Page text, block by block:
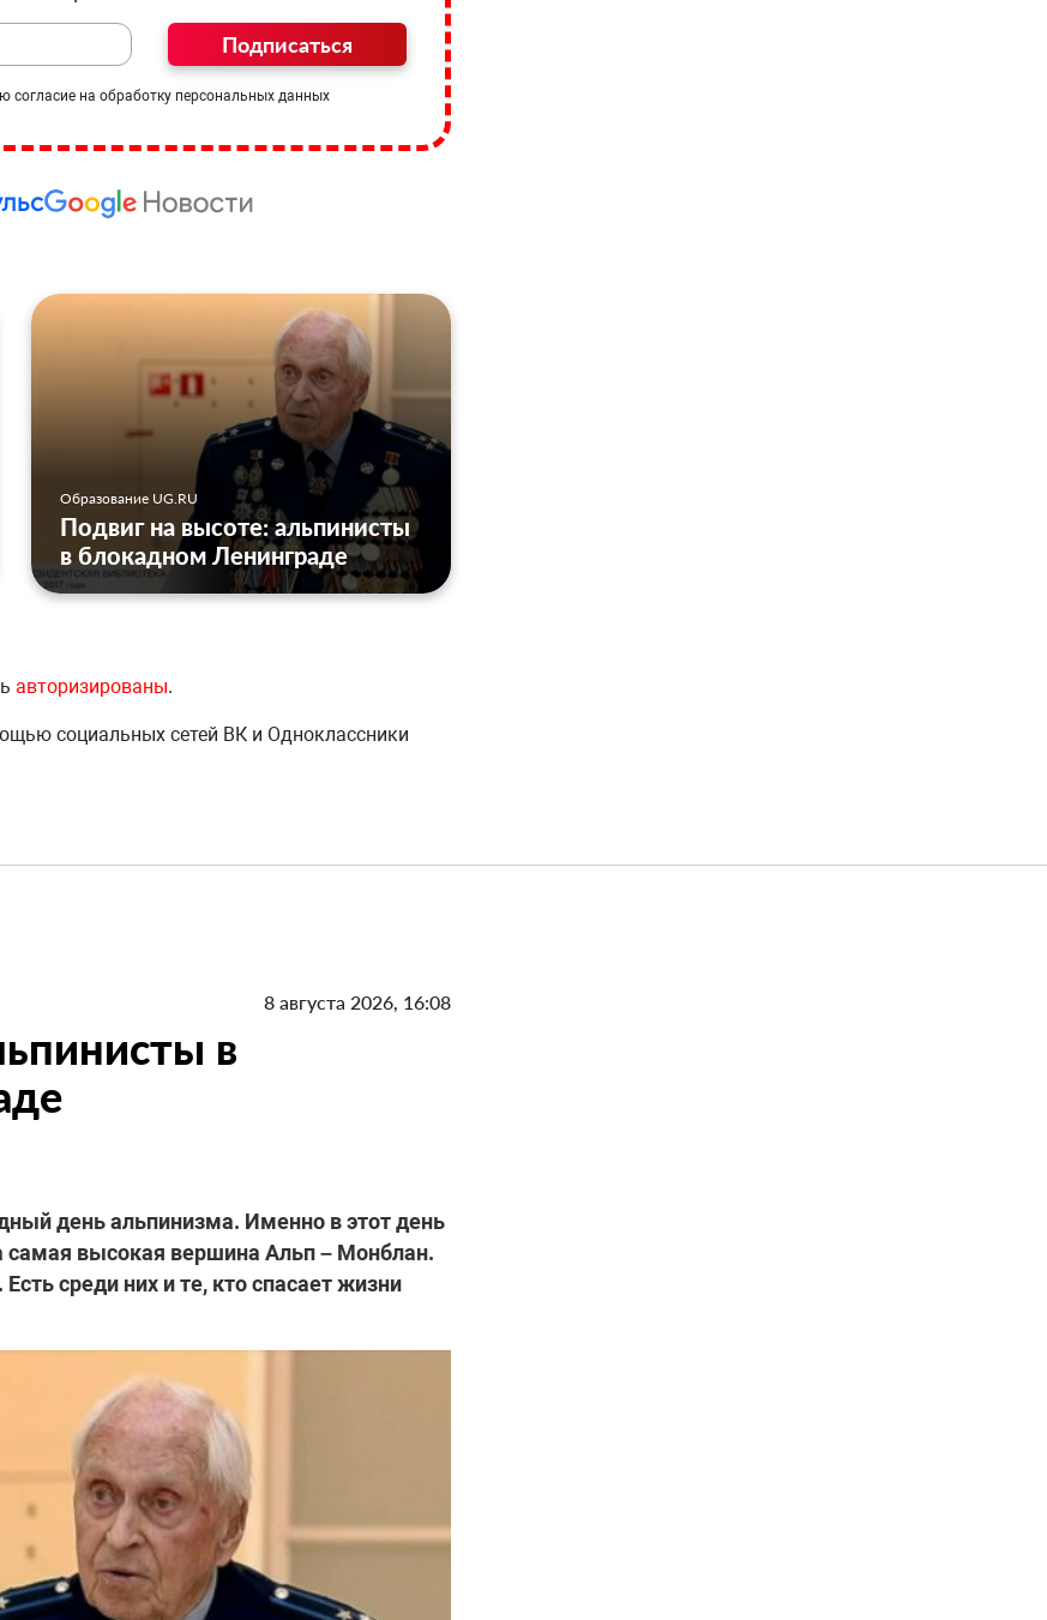
Подписаться
согласие на обработку персональных данных
Образование UG.RU
Подвиг на высоте: альпинисты
в блокадном Ленинграде
авторизированы.
социальных сетей ВК и Одноклассники
8 августа 2026, 16:08
в
день альпинизма. Именно в этот день
самая высокая вершина Альп – Монблан.
среди них и те, кто спасает жизни